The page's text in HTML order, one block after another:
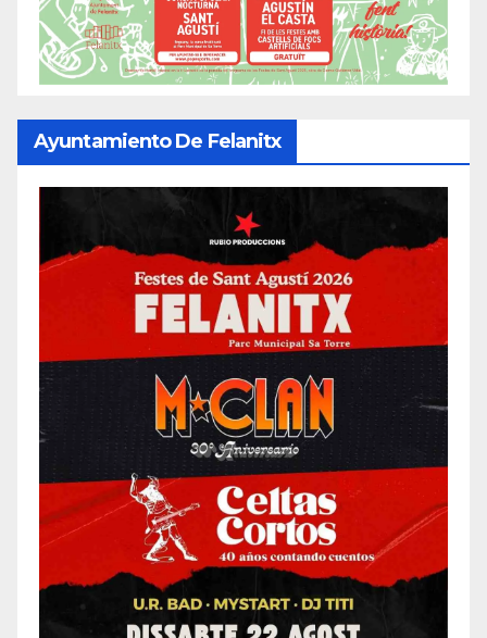
Ayuntamiento De Felanitx